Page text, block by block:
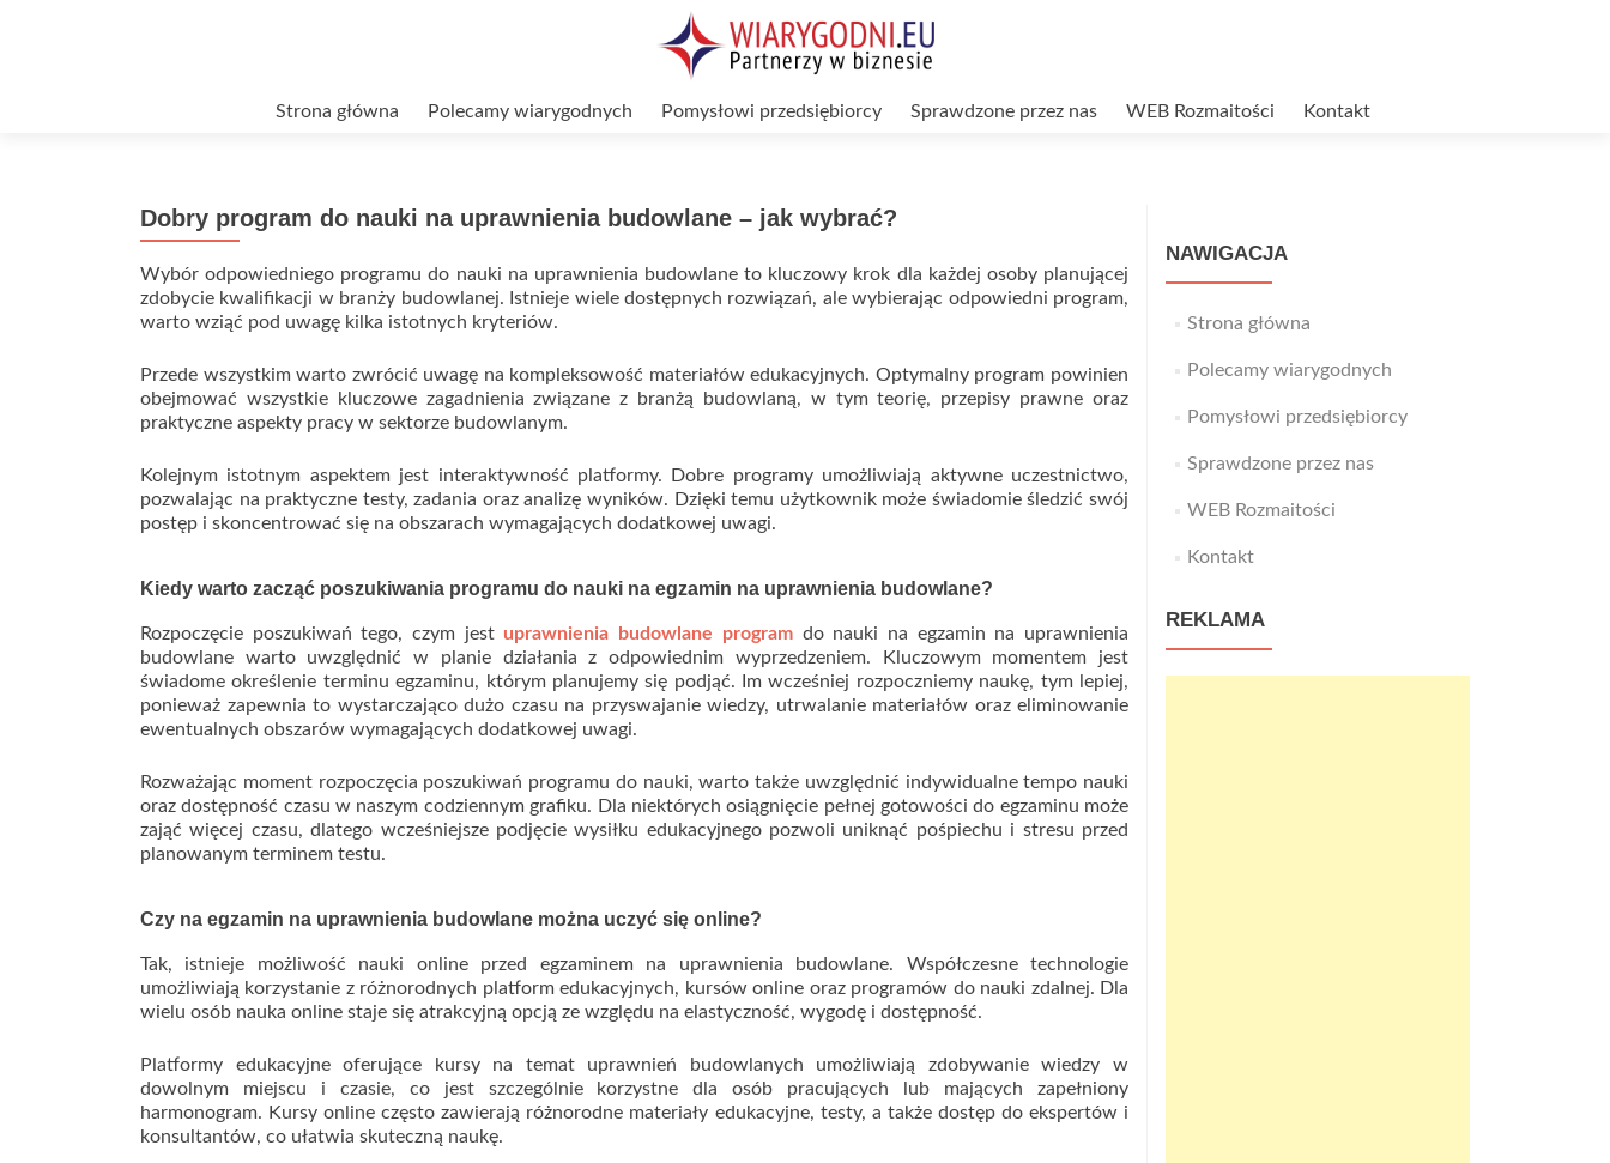
Strona główna Polecamy wiarygodnych Pomysłowi przedsiębiorcy Sprawdzone przez nas WEB Rozmaitości Kontakt
Dobry program do nauki na uprawnienia budowlane – jak wybrać?
Wybór odpowiedniego programu do nauki na uprawnienia budowlane to kluczowy krok dla każdej osoby planującej
zdobycie kwalifikacji w branży budowlanej. Istnieje wiele dostępnych rozwiązań, ale wybierając odpowiedni program,
warto wziąć pod uwagę kilka istotnych kryteriów.
Przede wszystkim warto zwrócić uwagę na kompleksowość materiałów edukacyjnych. Optymalny program powinien
obejmować wszystkie kluczowe zagadnienia związane z branżą budowlaną, w tym teorię, przepisy prawne oraz
praktyczne aspekty pracy w sektorze budowlanym.
Kolejnym istotnym aspektem jest interaktywność platformy. Dobre programy umożliwiają aktywne uczestnictwo,
pozwalając na praktyczne testy, zadania oraz analizę wyników. Dzięki temu użytkownik może świadomie śledzić swój
postęp i skoncentrować się na obszarach wymagających dodatkowej uwagi.
Kiedy warto zacząć poszukiwania programu do nauki na egzamin na uprawnienia budowlane?
Rozpoczęcie poszukiwań tego, czym jest uprawnienia budowlane programdo nauki na egzamin na uprawnienia
budowlane warto uwzględnić w planie działania z odpowiednim wyprzedzeniem. Kluczowym momentem jest
świadome określenie terminu egzaminu, którym planujemy się podjąć. Im wcześniej rozpoczniemy naukę, tym lepiej,
ponieważ zapewnia to wystarczająco dużo czasu na przyswajanie wiedzy, utrwalanie materiałów oraz eliminowanie
ewentualnych obszarów wymagających dodatkowej uwagi.
Rozważając moment rozpoczęcia poszukiwań programu do nauki, warto także uwzględnić indywidualne tempo nauki
oraz dostępność czasu w naszym codziennym grafiku. Dla niektórych osiągnięcie pełnej gotowości do egzaminu może
zająć więcej czasu, dlatego wcześniejsze podjęcie wysiłku edukacyjnego pozwoli uniknąć pośpiechu i stresu przed
planowanym terminem testu.
Czy na egzamin na uprawnienia budowlane można uczyć się online?
Tak, istnieje możliwość nauki online przed egzaminem na uprawnienia budowlane. Współczesne technologie
umożliwiają korzystanie z różnorodnych platform edukacyjnych, kursów online oraz programów do nauki zdalnej. Dla
wielu osób nauka online staje się atrakcyjną opcją ze względu na elastyczność, wygodę i dostępność.
Platformy edukacyjne oferujące kursy na temat uprawnień budowlanych umożliwiają zdobywanie wiedzy w
dowolnym miejscu i czasie, co jest szczególnie korzystne dla osób pracujących lub mających zapełniony
harmonogram. Kursy online często zawierają różnorodne materiały edukacyjne, testy, a także dostęp do ekspertów i
konsultantów, co ułatwia skuteczną naukę.
NAWIGACJA
Strona główna
Polecamy wiarygodnych
Pomysłowi przedsiębiorcy
Sprawdzone przez nas
WEB Rozmaitości
Kontakt
REKLAMA